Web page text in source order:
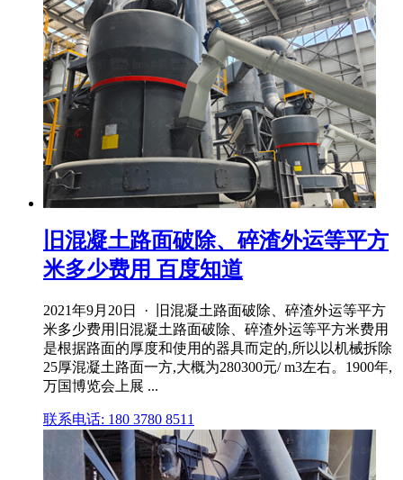
旧混凝土路面破除、碎渣外运等平方
米多少费用 百度知道
2021年9月20日 · 旧混凝土路面破除、碎渣外运等平方
米多少费用旧混凝土路面破除、碎渣外运等平方米费用
是根据路面的厚度和使用的器具而定的,所以以机械拆除
25厚混凝土路面一方,大概为280300元/ m3左右。1900年,
万国博览会上展 ...
联系电话: 180 3780 8511